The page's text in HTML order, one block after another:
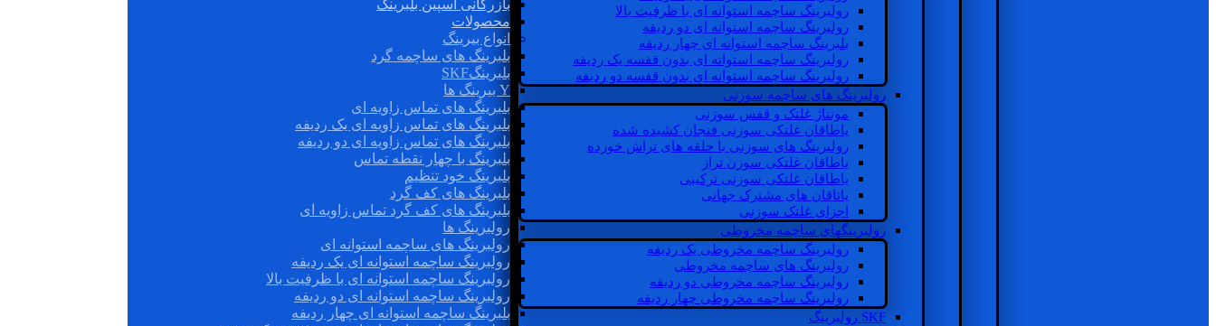
رولبرینگ ساچمه استوانه ای با ظرفیت بالا
رولبرینگ ساچمه استوانه ای دو ردیفه
بلبرینگ ساچمه استوانه ای چهار ردیفه
رولبرینگ ساچمه استوانه ای بدون قفسه یک ردیفه
رولبرینگ ساچمه استوانه ای بدون قفسه دو ردیفه
رولبرینگ های ساچمه سوزنی
مونتاژ غلتک و قفس سوزنی
یاطاقان غلتکی سوزنی فنجان کشیده شده
رولبرینگ های سوزنی با حلقه های تراش خورده
یاطاقان غلتکی سوزن تراز
یاطاقان غلتکی سوزنی ترکیبی
یاتاقان های مشترک جهانی
اجزای غلتک سوزنی
رولبرینگهای ساچمه مخروطی
رولبرینگ ساچمه مخروطی یک ردیفه
رولبرینگ های ساچمه مخروطی
رولبرینگ ساچمه مخروطی دو ردیفه
رولبرینگ ساچمه مخروطی چهار ردیفه
SKF رولبرینگ
بازرگانی اسپین بلبرینگ
محصولات
انواع بیرینگ
بلبرینگ های ساچمه گرد
بلبرینگSKF
Y بیرینگ ها
بلبرینگ های تماس زاویه ای
بلبرینگ های تماس زاویه ای یک ردیفه
بلبرینگ های تماس زاویه ای دو ردیفه
بلبرینگ با چهار نقطه تماس
بلبرینگ خود تنظیم
بلبرینگ های کف گرد
بلبرینگ های کف گرد تماس زاویه ای
رولبرینگ ها
رولبرینگ های ساچمه استوانه ای
رولبرینگ ساچمه استوانه ای یک ردیفه
رولبرینگ ساچمه استوانه ای با ظرفیت بالا
رولبرینگ ساچمه استوانه ای دو ردیفه
بلبرینگ ساچمه استوانه ای چهار ردیفه